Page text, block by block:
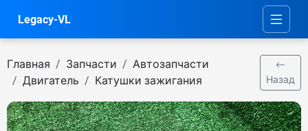
Legacy-VL
Главная Запчасти
Автозапчасти
Двигатель
Катушки зажигания Назад